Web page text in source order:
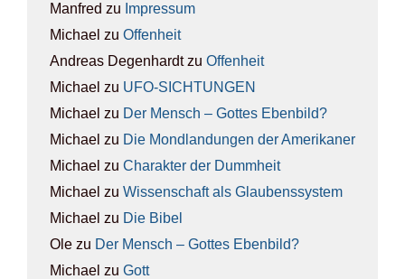
Manfred zu Impres­sum
Michael zu Offen­heit
Andreas Degenhardtzu Offen­heit
Michael zu UFO-SICH­TUN­GEN
Michael zu Der Mensch – Got­tes Eben­bild?
Michael zu Die Mond­lan­dun­gen der Ame­ri­ka­ner
Michael zu Cha­rak­ter der Dumm­heit
Michael zu Wis­sen­schaft als Glau­bens­sys­tem
Michael zu Die Bibel
Ole zu Der Mensch – Got­tes Eben­bild?
Michael zu Gott